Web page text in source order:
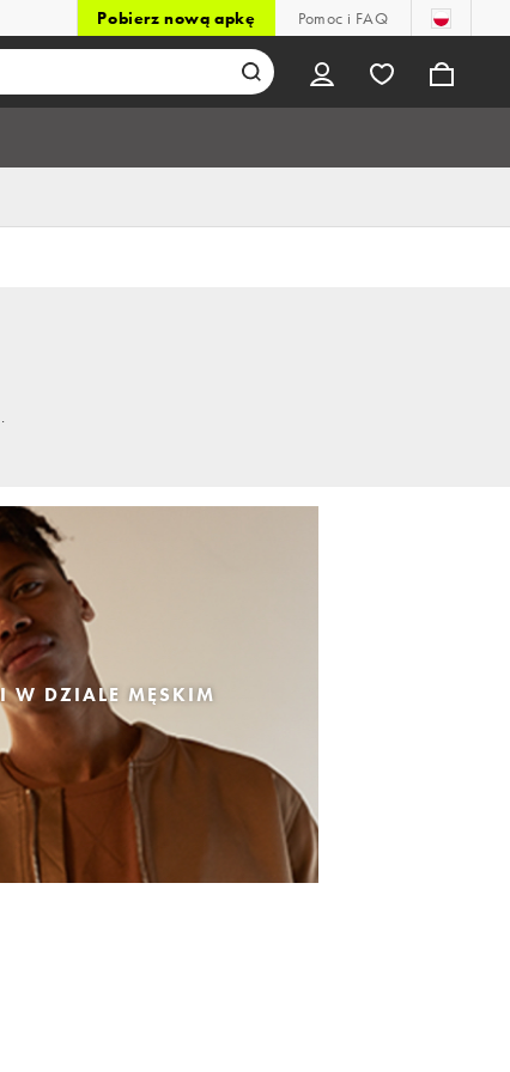
Pobierz nową apkę Pomoc i FAQ
W DZIALE MĘSKIM